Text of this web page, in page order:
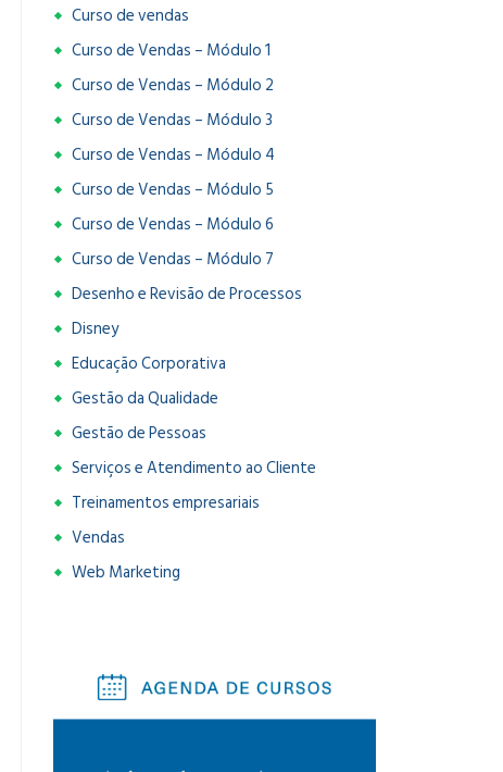
Curso de vendas
Curso de Vendas – Módulo 1
Curso de Vendas – Módulo 2
Curso de Vendas – Módulo 3
Curso de Vendas – Módulo 4
Curso de Vendas – Módulo 5
Curso de Vendas – Módulo 6
Curso de Vendas – Módulo 7
Desenho e Revisão de Processos
Disney
Educação Corporativa
Gestão da Qualidade
Gestão de Pessoas
Serviços e Atendimento ao Cliente
Treinamentos empresariais
Vendas
Web Marketing